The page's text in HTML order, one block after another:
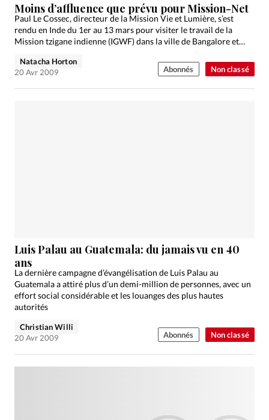
Non classé
Moins d’affluence que prévu pour Mission-Net
Paul Le Cossec, directeur de la Mission Vie et Lumière, s’est
rendu en Inde du 1er au 13 mars pour visiter le travail de la
Mission tzigane indienne (IGWF) dans la ville de Bangalore et…
Natacha Horton
20 Avr 2009
Abonnés
Non classé
Luis Palau au Guatemala: du jamais vu en 40
ans
La dernière campagne d’évangélisation de Luis Palau au
Guatemala a attiré plus d’un demi-million de personnes, avec un
effort social considérable et les louanges des plus hautes
autorités
Christian Willi
20 Avr 2009
Abonnés